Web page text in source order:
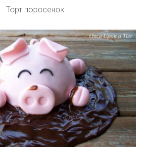
Торт поросенок